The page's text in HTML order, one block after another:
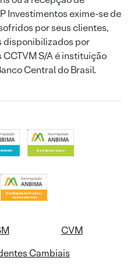
Investimentos exime-se de
por seus clientes,
disponibilizados por
S/A é instituição
Central do Brasil.
CVM
Cambiais